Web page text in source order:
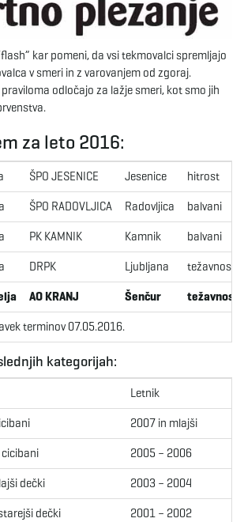
l
e
v
kar pomeni, da vsi tekmovalci spremljajo
v smeri in z varovanjem od zgoraj.
odločajo za lažje smeri, kot smo jih
za leto 2016:
ŠPO JESENICE Jesenice hitrost
ŠPO RADOVLJICA Radovljica balvani
PK KAMNIK Kamnik balvani
DRPK Ljubljana težavnost
AO KRANJ Šenčur težavnost
terminov 07.05.2016.
kategorijah:
Letnik
2007 in mlajši
2005 – 2006
dečki 2003 – 2004
dečki 2001 – 2002